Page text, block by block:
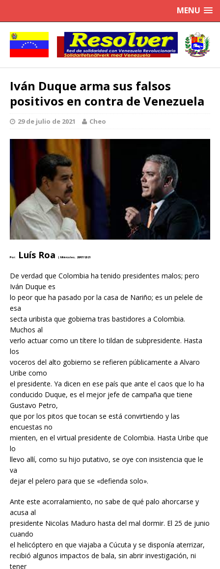
MENU
Iván Duque arma sus falsos
positivos en contra de Venezuela
29 de julio de 2021 Cheo
Por: Luís Roa | Miércoles, 28/07/2021
De verdad que Colombia ha tenido presidentes malos; pero
Iván Duque es
lo peor que ha pasado por la casa de Nariño; es un pelele de
esa
secta uribista que gobierna tras bastidores a Colombia.
Muchos al
verlo actuar como un títere lo tildan de subpresidente. Hasta
los
voceros del alto gobierno se refieren públicamente a Alvaro
Uribe como
el presidente. Ya dicen en ese país que ante el caos que lo ha
conducido Duque, es el mejor jefe de campaña que tiene
Gustavo Petro,
que por los pitos que tocan se está convirtiendo y las
encuestas no
mienten, en el virtual presidente de Colombia. Hasta Uribe que
lo
llevo allí, como su hijo putativo, se oye con insistencia que le
va
dejar el pelero para que se «defienda solo».
Ante este acorralamiento, no sabe de qué palo ahorcarse y
acusa al
presidente Nicolas Maduro hasta del mal dormir. El 25 de junio
cuando
el helicóptero en que viajaba a Cúcuta y se disponía aterrizar,
recibió algunos impactos de bala, sin abrir investigación, ni
tener